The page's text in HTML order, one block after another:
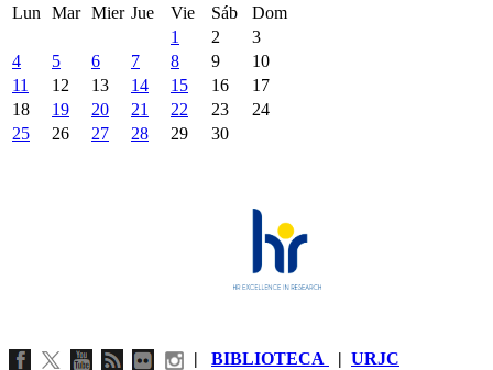
Lun
Mar Mier Jue Vie Sáb
Dom
1
2
3
4
5 6 7 8 9
10
11
12 13 14 15 16
17
18
19 20 21 22 23
24
25
26 27 28 29 30
| BIBLIOTECA | URJC